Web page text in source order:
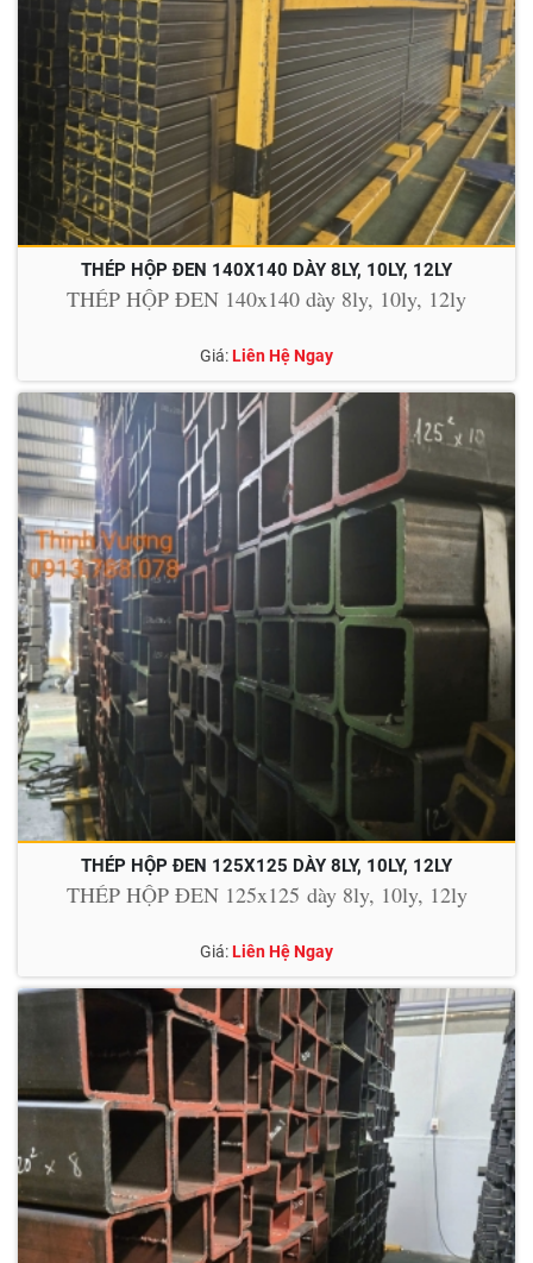
THÉP HỘP ĐEN 140X140 DÀY 8LY, 10LY, 12LY
THÉP HỘP ĐEN 140x140 dày 8ly, 10ly, 12ly
Giá:Liên Hệ Ngay
THÉP HỘP ĐEN 125X125 DÀY 8LY, 10LY, 12LY
THÉP HỘP ĐEN 125x125 dày 8ly, 10ly, 12ly
Giá:Liên Hệ Ngay